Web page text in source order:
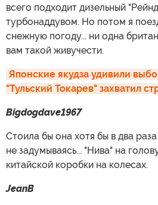
всего подходит дизельный
турбонаддувом. Но потом я
снежную погоду... ни одна
вам такой живучести.
Японские якудза удивили
"Тульский Токарев" захватил
Bigdogdave1967
Стоила бы она хотя бы в два
не задумываясь... "Нива" на
китайской коробки на колесах.
JeanB